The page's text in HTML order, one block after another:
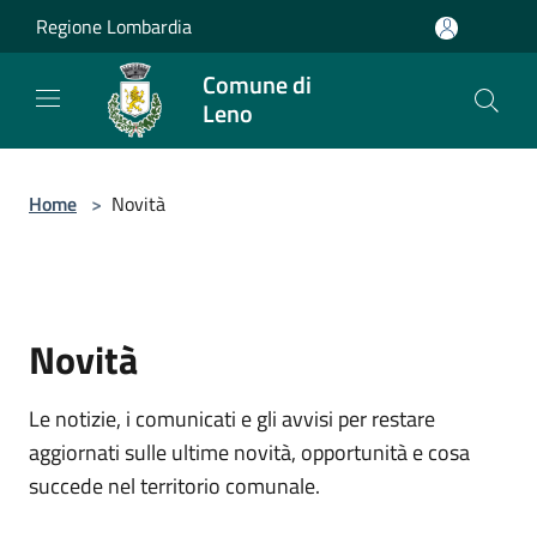
Salta al contenuto principale
Regione Lombardia
Comune di
Leno
Home > Novità
Novità
Le notizie, i comunicati e gli avvisi per restare
aggiornati sulle ultime novità, opportunità e cosa
succede nel territorio comunale.